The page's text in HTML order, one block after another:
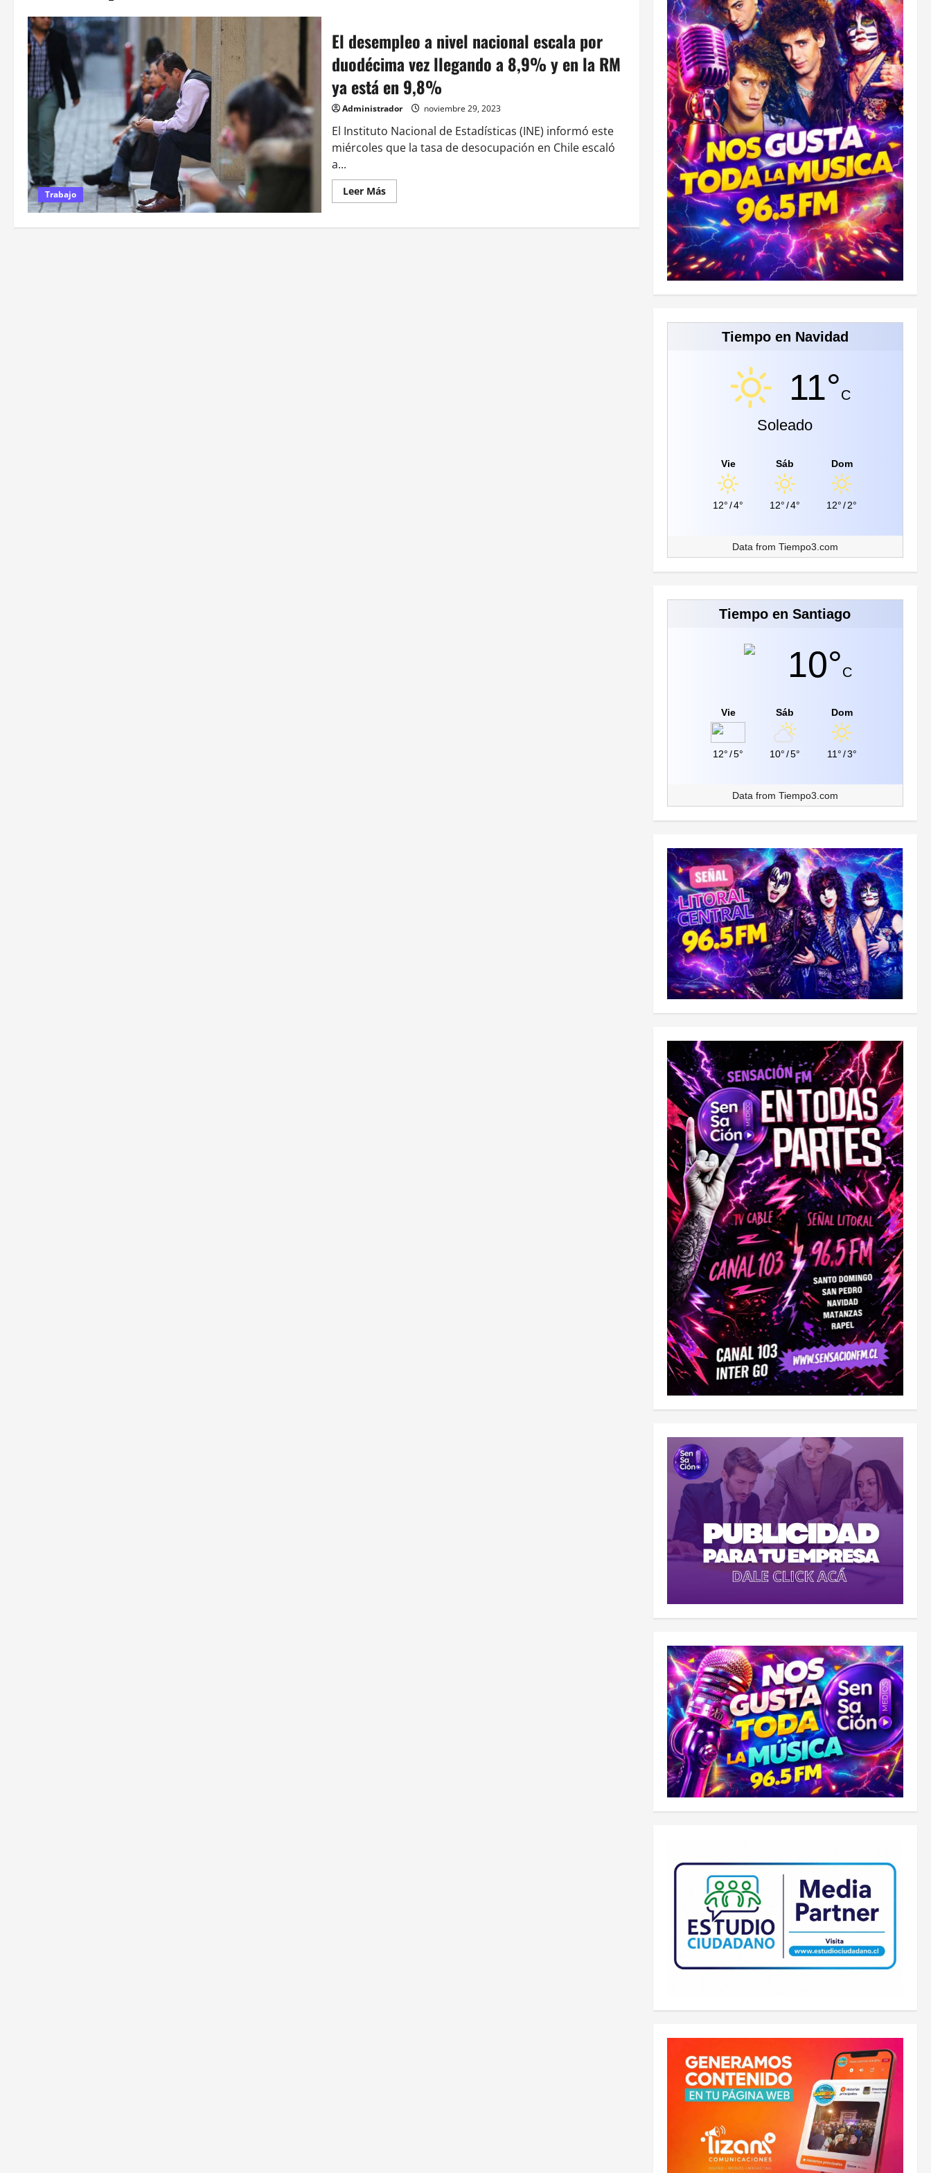
Trabajo
El desempleo a nivel nacional escala por
duodécima vez llegando a 8,9% y en la RM
ya está en 9,8%
Administrador noviembre 29, 2023
El Instituto Nacional de Estadísticas (INE) informó este
miércoles que la tasa de desocupación en Chile escaló
a...
Leer MásLeer
más
El
Tiempo en Navidad
11°C
Soleado
Vie
12° /4°
Sáb
12° /4°
Dom
12° /2°
Data from Tiempo3.com
Tiempo en Santiago
10°C
Vie
12° /5°
Sáb
10° /5°
Dom
11°/3°
Data from Tiempo3.com